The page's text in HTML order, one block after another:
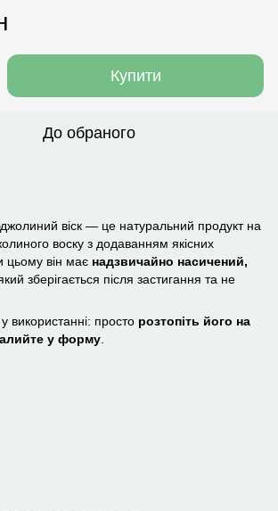
Купити
До обраного
віск — це натуральний продукт на
воску з додаванням якісних
цьому він має надзвичайно насичений,
який зберігається після застигання та не
використанні: просто розтопіть його на
у форму